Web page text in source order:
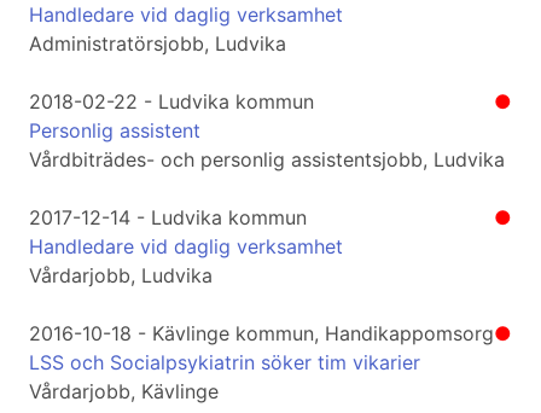
Handledare vid daglig verksamhet
Administratörsjobb, Ludvika
●
2018-02-22 - Ludvika kommun
Personlig assistent
Vårdbiträdes- och personlig assistentsjobb, Ludvika
●
2017-12-14 - Ludvika kommun
Handledare vid daglig verksamhet
Vårdarjobb, Ludvika
●
2016-10-18 - Kävlinge kommun, Handikappomsorg
LSS och Socialpsykiatrin söker tim vikarier
Vårdarjobb, Kävlinge